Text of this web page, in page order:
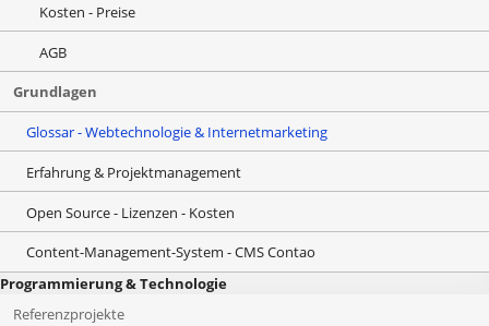
Kosten - Preise
AGB
Grundlagen
Glossar - Webtechnologie & Internetmarketing
Erfahrung & Projektmanagement
Open Source - Lizenzen - Kosten
Content-Management-System - CMS Contao
Programmierung & Technologie
Referenzprojekte